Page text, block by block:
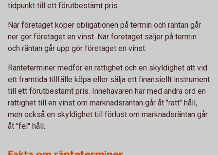
tidpunkt till ett förutbestämt pris.
När företaget köper obligationen på termin och räntan går
ner gör företaget en vinst. När företaget säljer på termin
och räntan går upp gör företaget en vinst.
Ränteterminer medför en rättighet och en skyldighet att vid
ett framtida tillfälle köpa eller sälja ett finansiellt instrument
till ett förutbestämt pris. Innehavaren har med andra ord en
rättighet till en vinst om marknadsräntan går åt "rätt" håll,
men också en skyldighet till förlust om marknadsräntan går
åt "fel" håll.